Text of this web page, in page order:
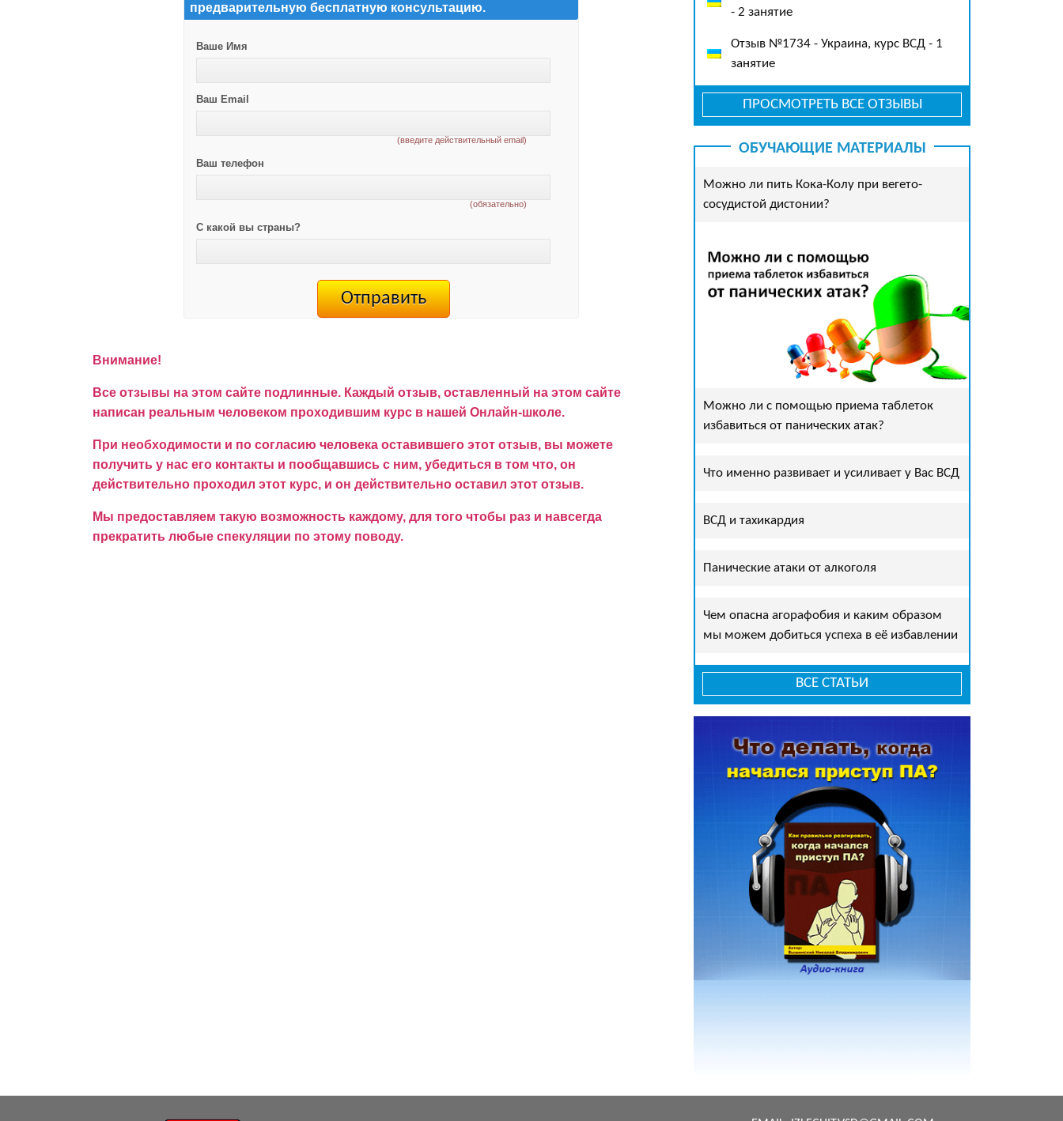
предварительную бесплатную консультацию.
Ваше Имя
Ваш Email
(введите действительный email)
Ваш телефон
(обязательно)
С какой вы страны?
Внимание!
Все отзывы на этом сайте подлинные. Каждый отзыв, оставленный на этом сайте
написан реальным человеком проходившим курс в нашей Онлайн-школе.
При необходимости и по согласию человека оставившего этот отзыв, вы можете
получить у нас его контакты и пообщавшись с ним, убедиться в том что, он
действительно проходил этот курс, и он действительно оставил этот отзыв.
Мы предоставляем такую возможность каждому, для того чтобы раз и навсегда
прекратить любые спекуляции по этому поводу.
- 2 занятие
Отзыв №1734 - Украина, курс ВСД - 1
занятие
ПРОСМОТРЕТЬ ВСЕ ОТЗЫВЫ
ОБУЧАЮЩИЕ МАТЕРИАЛЫ
Можно ли пить Кока-Колу при вегето-
сосудистой дистонии?
Можно ли с помощью приема таблеток
избавиться от панических атак?
Что именно развивает и усиливает у Вас ВСД
ВСД и тахикардия
Панические атаки от алкоголя
Чем опасна агорафобия и каким образом
мы можем добиться успеха в её избавлении
ВСЕ СТАТЬИ